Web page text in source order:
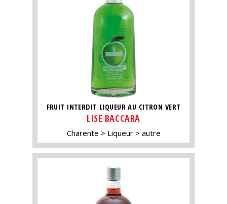
FRUIT INTERDIT LIQUEUR AU CITRON VERT
LISE BACCARA
Charente Liqueur autre